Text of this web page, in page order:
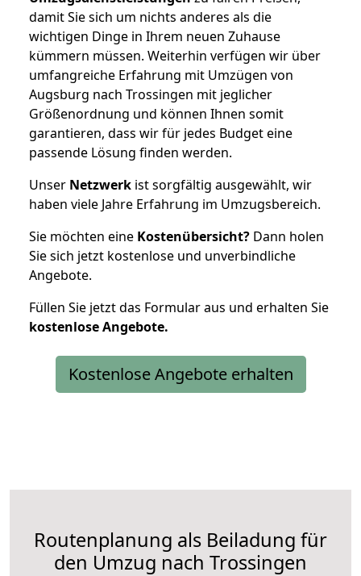
damit Sie sich um nichts anderes als die
wichtigen Dinge in Ihrem neuen Zuhause
kümmern müssen. Weiterhin verfügen wir über
umfangreiche Erfahrung mit Umzügen von
Augsburg nach Trossingen mit jeglicher
Größenordnung und können Ihnen somit
garantieren, dass wir für jedes Budget eine
passende Lösung finden werden.
Unser Netzwerk ist sorgfältig ausgewählt, wir
haben viele Jahre Erfahrung im Umzugsbereich.
Sie möchten eine Kostenübersicht? Dann holen
Sie sich jetzt kostenlose und unverbindliche
Angebote.
Füllen Sie jetzt das Formular aus und erhalten Sie
kostenloseAngebote.
Kostenlose Angebote erhalten
Routenplanung als Beiladung für
den Umzug nach Trossingen